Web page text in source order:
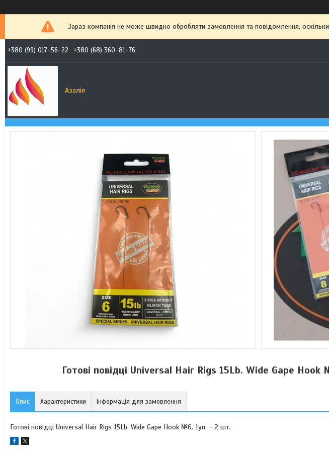
Зараз компанія не може швидко обробляти замовлення та повідомлення,
+380 (99) 017-56-22 +380 (68) 360-81-76
Азалія
Готові повідці Universal Hair Rigs 15Lb. Wide Gape
Опис Характеристики Інформація для замовлення
Готові повідці Universal Hair Rigs 15Lb. Wide Gape Hook №6. 1уп. - 2 шт.